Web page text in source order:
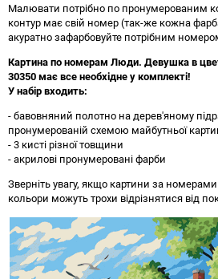
Малювати потрібно по пронумерованим
контур має свій номер (так-же кожна
акуратно зафарбовуйте потрібним
Картина по номерам Люди. Девушка в
30350 має все необхідне у комплекті!
У набір входить:
- бавовняний полотно на дерев'яному
пронумерованій схемою майбутньої
- 3 кисті різної товщини
- акрилові пронумеровані фарби
Зверніть увагу, якщо картини за
кольори можуть трохи відрізнятися від